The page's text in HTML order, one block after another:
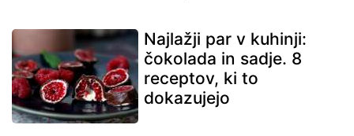
Najlažji par v kuhinji:
čokolada in sadje. 8
receptov, ki to
dokazujejo